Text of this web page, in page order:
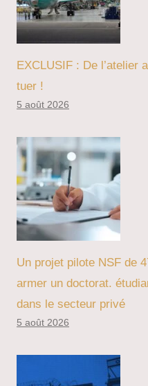
EXCLUSIF : De l’atelier
tuer !
5 août 2026
Un projet pilote NSF de
armer un doctorat.
dans le secteur privé
5 août 2026